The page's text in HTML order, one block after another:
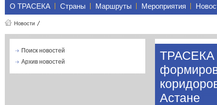
О ТРАСЕКА Страны Маршруты Мероприятия
Новости
Поиск новостей
Архив новостей
ТРАСЕКА
Астане